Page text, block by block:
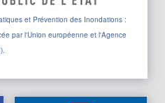
et Prévention des Inondations :
par l'Union européenne et l'Agence